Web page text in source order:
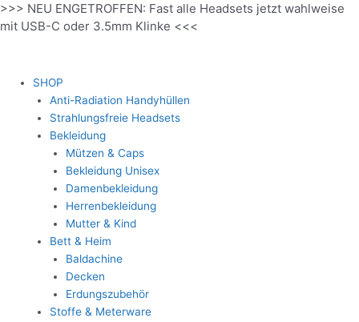
Zum
Inhalt
>>> NEU ENGETROFFEN: Fast alle Headsets jetzt wahlweise
mit USB-C oder 3.5mm Klinke <<<
SHOP
Anti-Radiation Handyhüllen
Strahlungsfreie Headsets
Bekleidung
Mützen & Caps
Bekleidung Unisex
Damenbekleidung
Herrenbekleidung
Mutter & Kind
Bett & Heim
Baldachine
Decken
Erdungszubehör
Stoffe & Meterware